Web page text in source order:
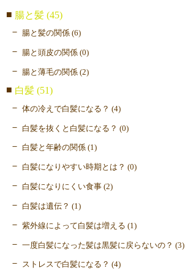
腸と髪 (45)
腸と髪の関係 (6)
腸と頭皮の関係 (0)
腸と薄毛の関係 (2)
白髪 (51)
体の冷えで白髪になる？ (4)
白髪を抜くと白髪になる？ (0)
白髪と年齢の関係 (1)
白髪になりやすい時期とは？ (0)
白髪になりにくい食事 (2)
白髪は遺伝？ (1)
紫外線によって白髪は増える (1)
一度白髪になった髪は黒髪に戻らないの？ (3)
ストレスで白髪になる？ (4)